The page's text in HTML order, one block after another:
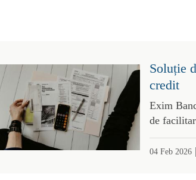
Soluție
credit
Exim
de
04 Feb 2026|